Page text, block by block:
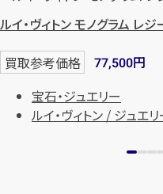
ルイ・ヴィトン モノグラム レ
買取参考価格 77,500円
宝石・ジュエリー
ルイ・ヴィトン / ジュエリ